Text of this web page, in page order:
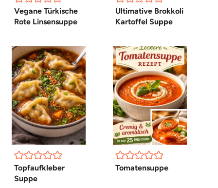
Vegane Türkische
Rote Linsensuppe
Ultimative Brokkoli
Kartoffel Suppe
Topfaufkleber
Suppe
Tomatensuppe